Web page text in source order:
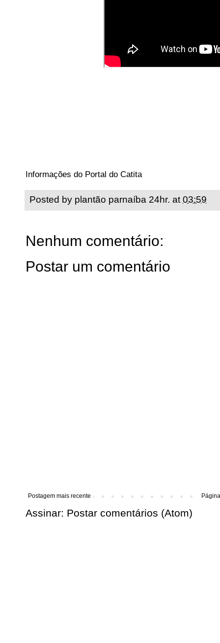
Informações do Portal do Catita
Posted by plantão parnaíba 24hr. at 03:59
Nenhum comentário:
Postar um comentário
Postagem mais recente
Assinar: Postar comentários (Atom)